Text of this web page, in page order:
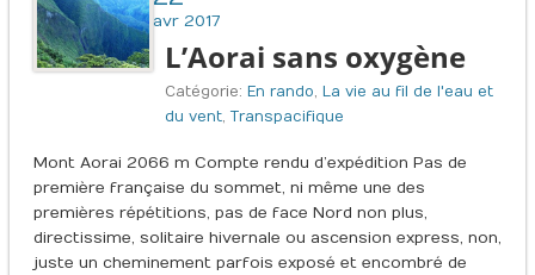
avr 2017
L’Aorai sans oxygène
Catégorie: En rando, La vie au fil de l'eau et
du vent,Transpacifique
Mont Aorai 2066 m Compte rendu d’expédition Pas de
première française du sommet, ni même une des
premières répétitions, pas de face Nord non plus,
directissime, solitaire hivernale ou ascension express, non,
juste un cheminement parfois exposé et encombré de